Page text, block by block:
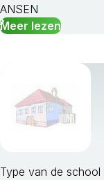
ANSEN
Meer lezen
Type van de school